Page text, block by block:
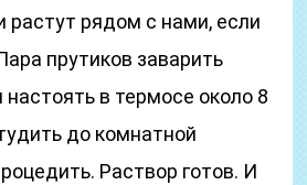
рядом с нами, если
прутиков заварить
в термосе около 8
до комнатной
Раствор готов. И